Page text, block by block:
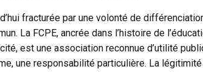
fracturée par une volonté de
La FCPE, ancrée dans l’histoire de
est une association reconnue d’utilité
une responsabilité particulière. La